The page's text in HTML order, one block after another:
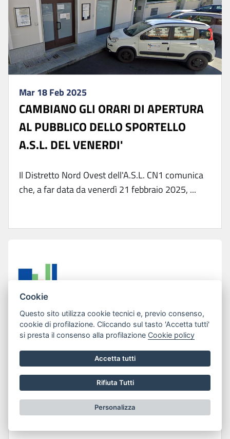
Mar 18 Feb 2025
CAMBIANO GLI ORARI DI APERTURA
AL PUBBLICO DELLO SPORTELLO
A.S.L. DEL VENERDI'
Il Distretto Nord Ovest dell'A.S.L. CN1 comunica
che, a far data da venerdì 21 febbraio 2025, ...
Lun 13 Gen 2025
LINEE GUIDA PER LA MACELLAZIONE
DI SUINI ED OVI-CAPRINI PER USO
Cookie
Questo sito utilizza cookie tecnici e, previo consenso,
cookie di profilazione. Cliccando sul tasto 'Accetta tutti'
si presta il consenso alla profilazione Cookie policy
Accetta tutti
Rifiuta Tutti
Personalizza